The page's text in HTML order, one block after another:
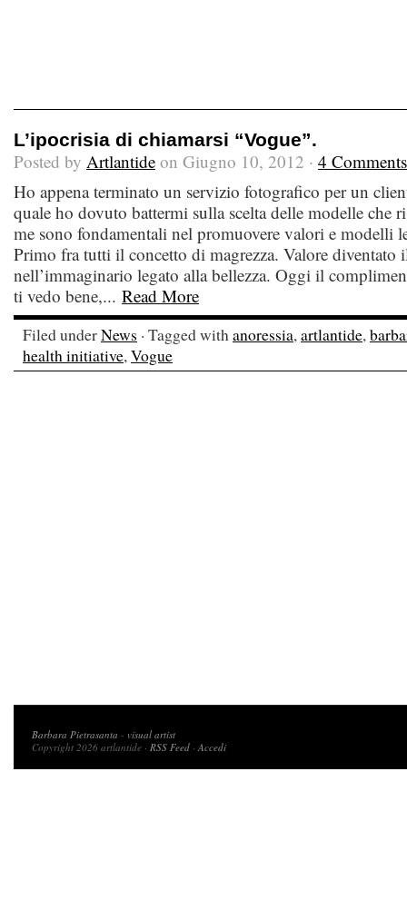
L’ipocrisia di chiamarsi “Vogue”.
Posted by Artlantide on Giugno 10, 2012 · 4 Comments
Ho appena terminato un servizio fotografico per un
quale ho dovuto battermi sulla scelta delle modelle che
me sono fondamentali nel promuovere valori e modelli
Primo fra tutti il concetto di magrezza. Valore diventato
nell’immaginario legato alla bellezza. Oggi il
ti vedo bene,... Read More
Filed underNews · Tagged withanoressia,artlantide,
health initiative,Vogue
Barbara Pietrasanta - visual artist
Copyright 2026 artlantide · RSS Feed ·Accedi